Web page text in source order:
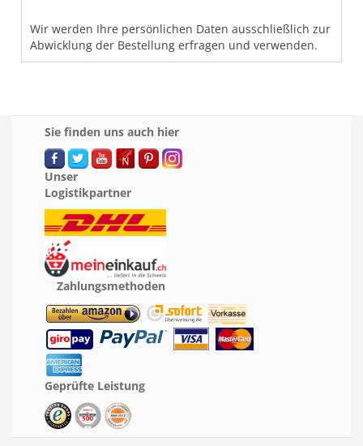
Wir werden Ihre persönlichen Daten ausschließlich zur
Abwicklung der Bestellung erfragen und verwenden.
Sie finden uns auch hier
Unser
Logistikpartner
Zahlungsmethoden
Geprüfte Leistung